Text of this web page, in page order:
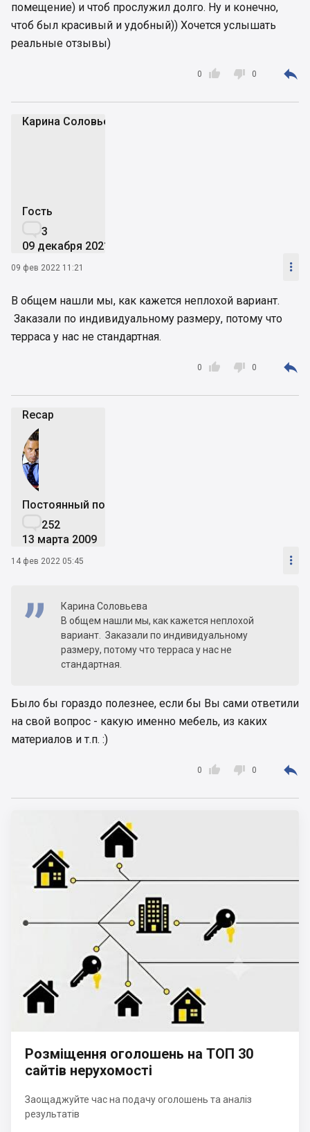
помещение) и чтоб прослужил долго. Ну и конечно,
чтоб был красивый и удобный)) Хочется услышать
реальные отзывы)

0  0 
Карина Соловьева
Гость
3
09 декабря 2021
09 фев 2022 11:21 
В общем нашли мы, как кажется неплохой вариант.
Заказали по индивидуальному размеру, потому что
терраса у нас не стандартная.

0  0 
Recap
Постоянный пользователь
252
13 марта 2009
14 фев 2022 05:45 
Карина Соловьева
В общем нашли мы, как кажется неплохой
вариант. Заказали по индивидуальному
размеру, потому что терраса у нас не
стандартная.
Было бы гораздо полезнее, если бы Вы сами ответили
на свой вопрос - какую именно мебель, из каких
материалов и т.п. :)

0  0 
Розміщення оголошень на ТОП 30
сайтів нерухомості
Заощаджуйте час на подачу оголошень та аналіз
результатів